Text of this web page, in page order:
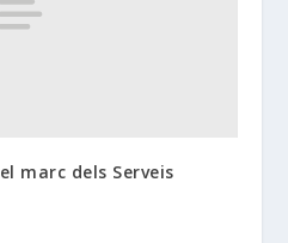
marc dels Serveis